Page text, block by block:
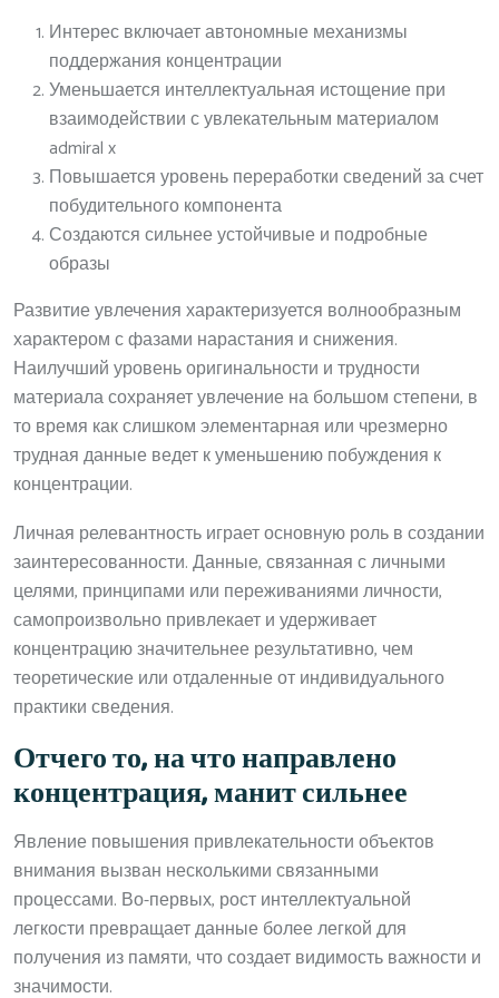
Интерес включает автономные механизмы
поддержания концентрации
Уменьшается интеллектуальная истощение при
взаимодействии с увлекательным материалом
admiral x
Повышается уровень переработки сведений за счет
побудительного компонента
Создаются сильнее устойчивые и подробные
образы
Развитие увлечения характеризуется волнообразным
характером с фазами нарастания и снижения.
Наилучший уровень оригинальности и трудности
материала сохраняет увлечение на большом степени, в
то время как слишком элементарная или чрезмерно
трудная данные ведет к уменьшению побуждения к
концентрации.
Личная релевантность играет основную роль в создании
заинтересованности. Данные, связанная с личными
целями, принципами или переживаниями личности,
самопроизвольно привлекает и удерживает
концентрацию значительнее результативно, чем
теоретические или отдаленные от индивидуального
практики сведения.
Отчего то, на что направлено
концентрация, манит сильнее
Явление повышения привлекательности объектов
внимания вызван несколькими связанными
процессами. Во-первых, рост интеллектуальной
легкости превращает данные более легкой для
получения из памяти, что создает видимость важности и
значимости.